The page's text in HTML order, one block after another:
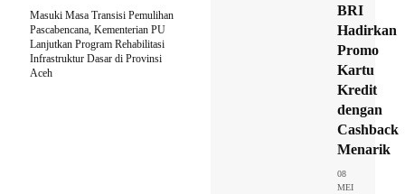
BRI
Hadirkan
Promo
Kartu
Kredit
dengan
Cashback
Menarik
08
MEI
Masuki Masa Transisi Pemulihan
Pascabencana, Kementerian PU
Lanjutkan Program Rehabilitasi
Infrastruktur Dasar di Provinsi
Aceh